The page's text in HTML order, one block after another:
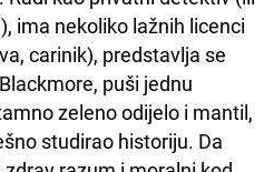
ima nekoliko lažnih licenci
carinik), predstavlja se
puši jednu
zeleno odijelo i mantil,
studirao historiju. Da